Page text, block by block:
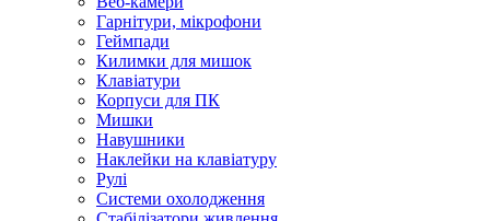
Гарнітури, мікрофони
Геймпади
Килимки для мишок
Клавіатури
Корпуси для ПК
Мишки
Навушники
Наклейки на клавіатуру
Рулі
Системи охолодження